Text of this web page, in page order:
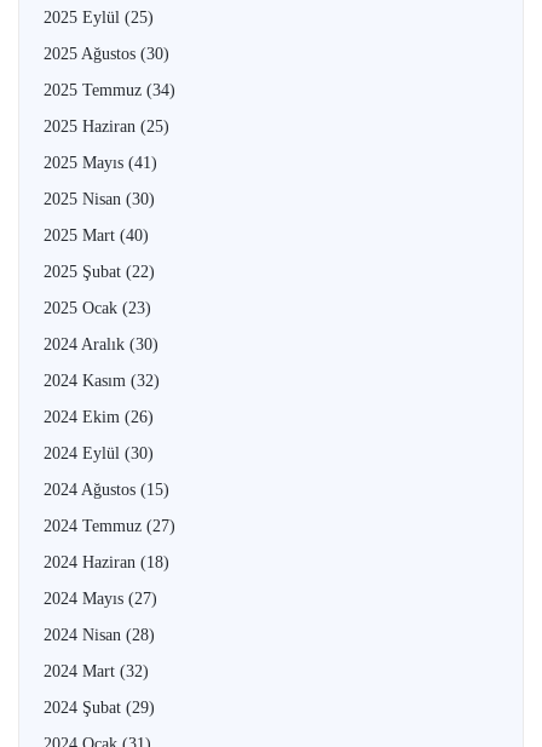
2025 Eylül (25)
2025 Ağustos (30)
2025 Temmuz (34)
2025 Haziran (25)
2025 Mayıs (41)
2025 Nisan (30)
2025 Mart (40)
2025 Şubat (22)
2025 Ocak (23)
2024 Aralık (30)
2024 Kasım (32)
2024 Ekim (26)
2024 Eylül (30)
2024 Ağustos (15)
2024 Temmuz (27)
2024 Haziran (18)
2024 Mayıs (27)
2024 Nisan (28)
2024 Mart (32)
2024 Şubat (29)